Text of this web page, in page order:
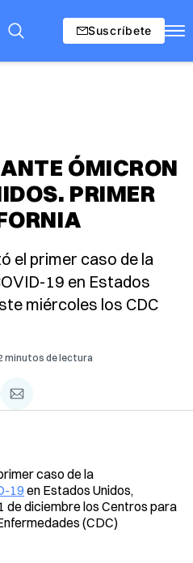
Suscríbete
ÓMICRON
PRIMER
el primer caso de la
19 en Estados
miércoles los CDC
minutos de lectura
Compartir
via
caso de la
19 en Estados Unidos,
de diciembre los Centros para
(CDC)